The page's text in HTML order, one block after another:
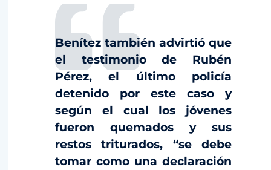
Benítez también advirtió que
el testimonio de Rubén
Pérez, el último policía
detenido por este caso y
según el cual los jóvenes
fueron quemados y sus
restos triturados, “se debe
tomar como una declaración